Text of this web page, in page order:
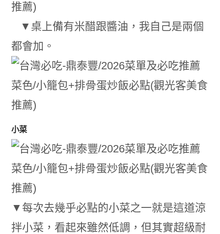
▼桌上備有米醋跟醬油，我自己是兩個
都會加。
小菜
▼每次去幾乎必點的小菜之一就是這道涼
拌小菜，看起來雖然低調，但其實超級耐